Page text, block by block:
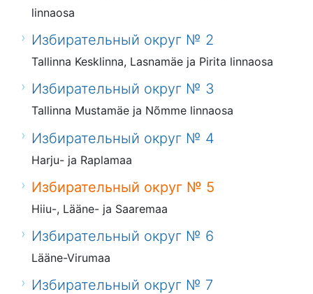
linnaosa
Избирательный округ № 2
Tallinna Kesklinna, Lasnamäe ja Pirita linnaosa
Избирательный округ № 3
Tallinna Mustamäe ja Nõmme linnaosa
Избирательный округ № 4
Harju- ja Raplamaa
Избирательный округ № 5
Hiiu-, Lääne- ja Saaremaa
Избирательный округ № 6
Lääne-Virumaa
Избирательный округ № 7